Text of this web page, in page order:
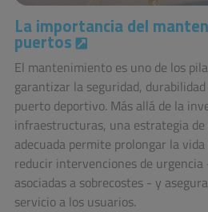
La importancia del
puertos
El mantenimiento es uno de los
garantizar la seguridad,
puerto deportivo. Más allá de la
infraestructuras, una estrategia
adecuada permite prolongar la
reducir intervenciones de
asociadas a sobrecostes - y
servicio a los usuarios.